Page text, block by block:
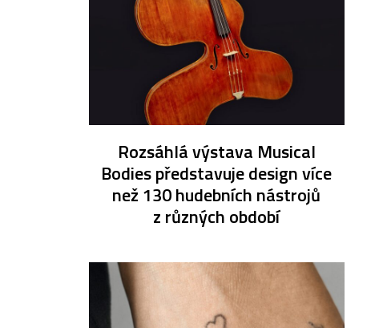
Rozsáhlá výstava Musical
Bodies představuje design více
než 130 hudebních nástrojů
z různých období